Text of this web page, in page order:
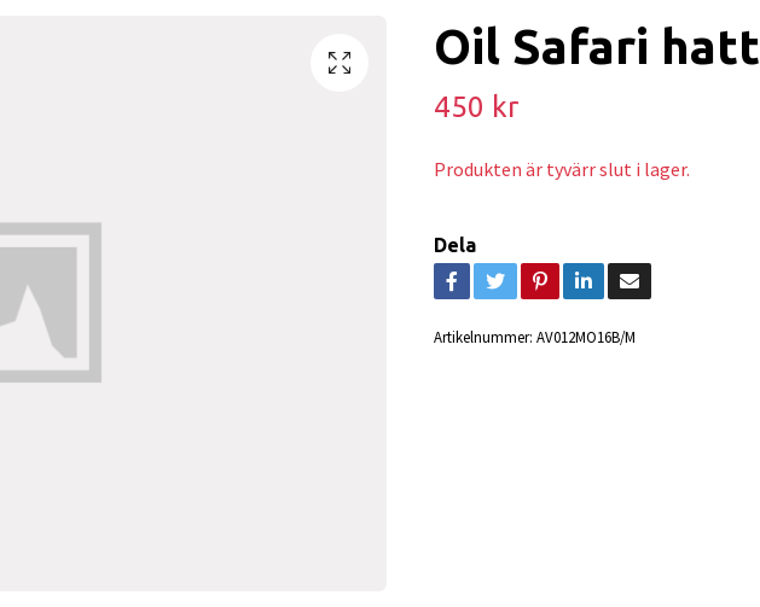
Oil Safari hatt
450 kr
Produkten är tyvärr slut i lager.
Dela
Artikelnummer: AV012MO16B/M